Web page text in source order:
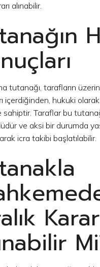
alınabilir.
tutanağı, tarafların
içerdiğinden, hukuki olarak
sahiptir. Taraflar bu
ve aksi bir durumda
icra takibi başlatılabilir.
Karar